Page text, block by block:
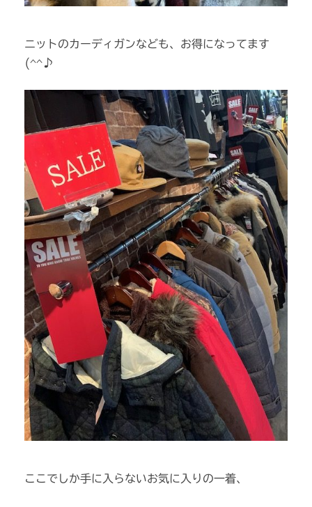
ニットのカーディガンなども、お得になってます
(^^♪
ここでしか手に入らないお気に入りの一着、